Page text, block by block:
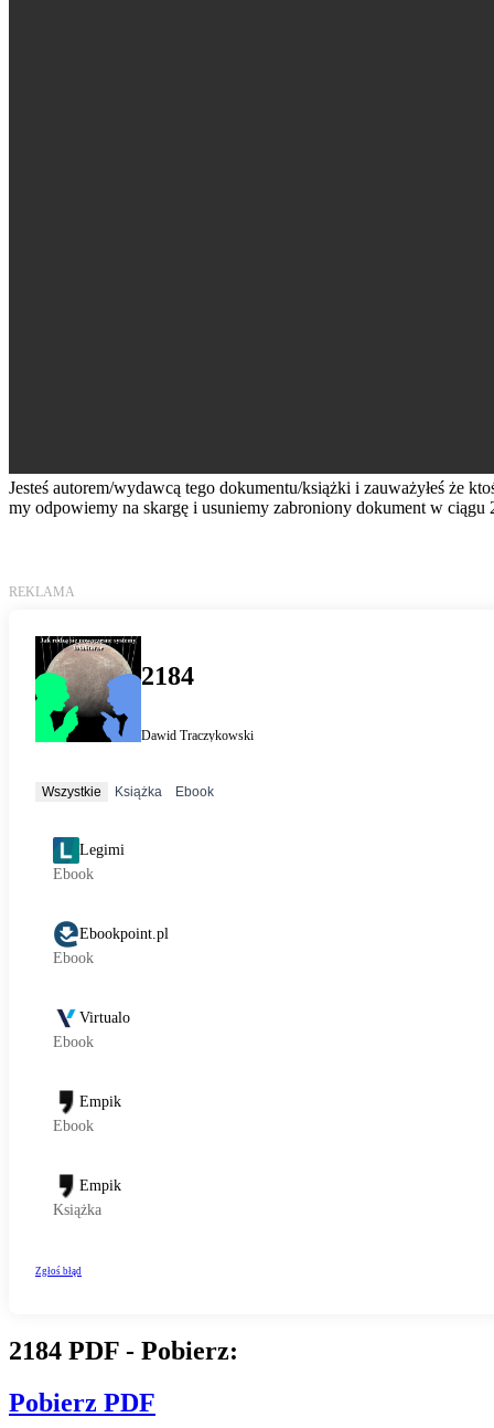
Jesteś autorem/wydawcą tego dokumentu/książki i zauważyłeś że
my odpowiemy na skargę i usuniemy zabroniony dokument w ciągu
2184 PDF - Pobierz:
Pobierz PDF